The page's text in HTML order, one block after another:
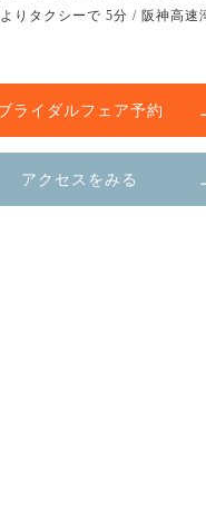
りタクシーで 5分 / 阪神高速
ライダルフェア予約
アクセスをみる